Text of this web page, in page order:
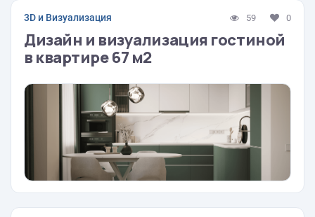
3D и Визуализация 59 0
Дизайн и визуализация гостиной
в квартире 67 м2